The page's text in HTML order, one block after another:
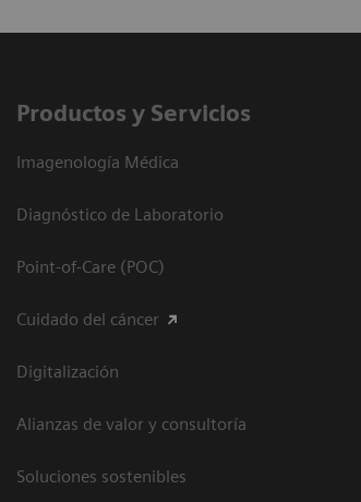
Productos y Servicios
Imagenología Médica
Diagnóstico de Laboratorio
Point-of-Care (POC)
Cuidado del cáncer
Digitalización
Alianzas de valor y consultoría
Soluciones sostenibles